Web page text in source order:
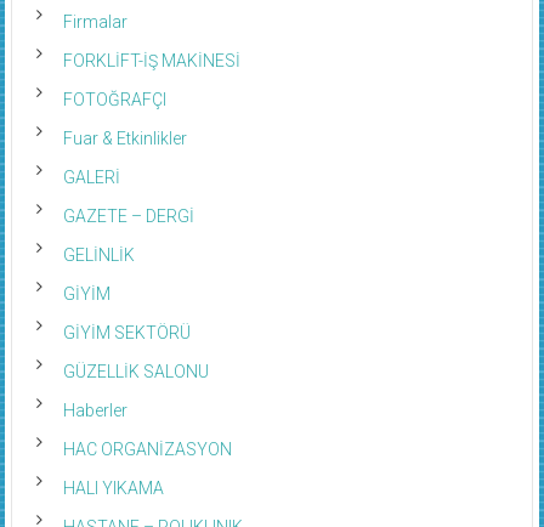
Firmalar
FORKLİFT-İŞ MAKİNESİ
FOTOĞRAFÇI
Fuar & Etkinlikler
GALERİ
GAZETE – DERGİ
GELİNLİK
GİYİM
GİYİM SEKTÖRÜ
GÜZELLİK SALONU
Haberler
HAC ORGANİZASYON
HALI YIKAMA